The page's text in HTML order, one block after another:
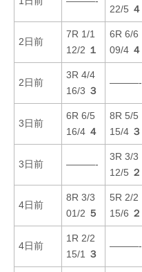
22/5 ４
2日前
7R 1/1
12/2 １
6R 6/6
09/4 ４
2日前
3R 4/4
16/3 ３
———-
3日前
6R 6/5
16/4 ４
8R 5/5
15/4 ３
3日前 ———-
3R 3/3
12/5 ２
4日前
8R 3/3
01/2 ５
5R 2/2
15/6 ２
4日前
1R 2/2
15/1
３
———-